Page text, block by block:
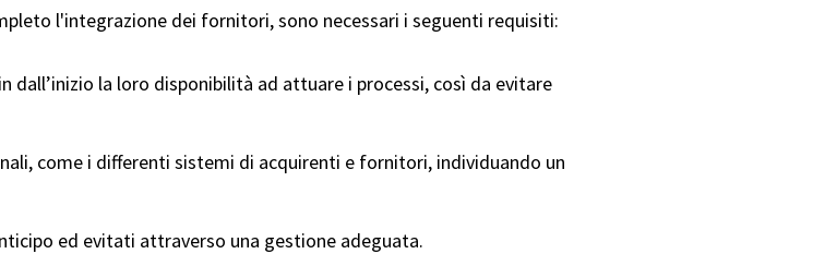
l'integrazione dei fornitori, sono necessari i seguenti requisiti:
la loro disponibilità ad attuare i processi, così da evitare
come i differenti sistemi di acquirenti e fornitori, individuando un
ed evitati attraverso una gestione adeguata.